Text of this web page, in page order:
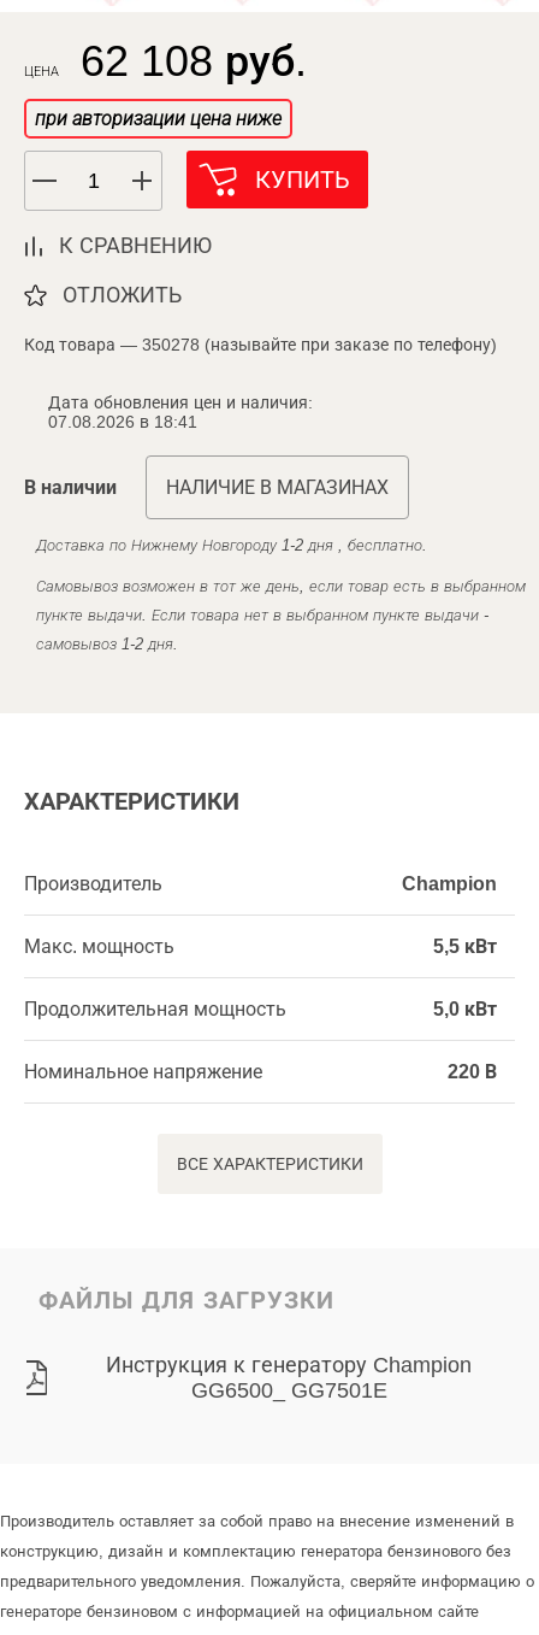
ЦЕНА 62 108 руб.
при авторизации цена ниже
КУПИТЬ
К СРАВНЕНИЮ
ОТЛОЖИТЬ
Код товара — 350278 (называйте при заказе по телефону)
Дата обновления цен и наличия:
07.08.2026 в 18:41
В наличии НАЛИЧИЕ В МАГАЗИНАХ
Доставка по Нижнему Новгороду 1-2 дня , бесплатно.
Самовывоз возможен в тот же день, если товар есть в выбранном
пункте выдачи. Если товара нет в выбранном пункте выдачи -
самовывоз 1-2 дня.
ХАРАКТЕРИСТИКИ
Производитель Champion
Макс. мощность 5,5 кВт
Продолжительная мощность 5,0 кВт
Номинальное напряжение 220 В
ВСЕ ХАРАКТЕРИСТИКИ
ФАЙЛЫ ДЛЯ ЗАГРУЗКИ
Инструкция к генератору Champion
GG6500_ GG7501E
Производитель оставляет за собой право на внесение изменений в
конструкцию, дизайн и комплектацию генератора бензинового без
предварительного уведомления. Пожалуйста, сверяйте информацию о
генераторе бензиновом с информацией на официальном сайте